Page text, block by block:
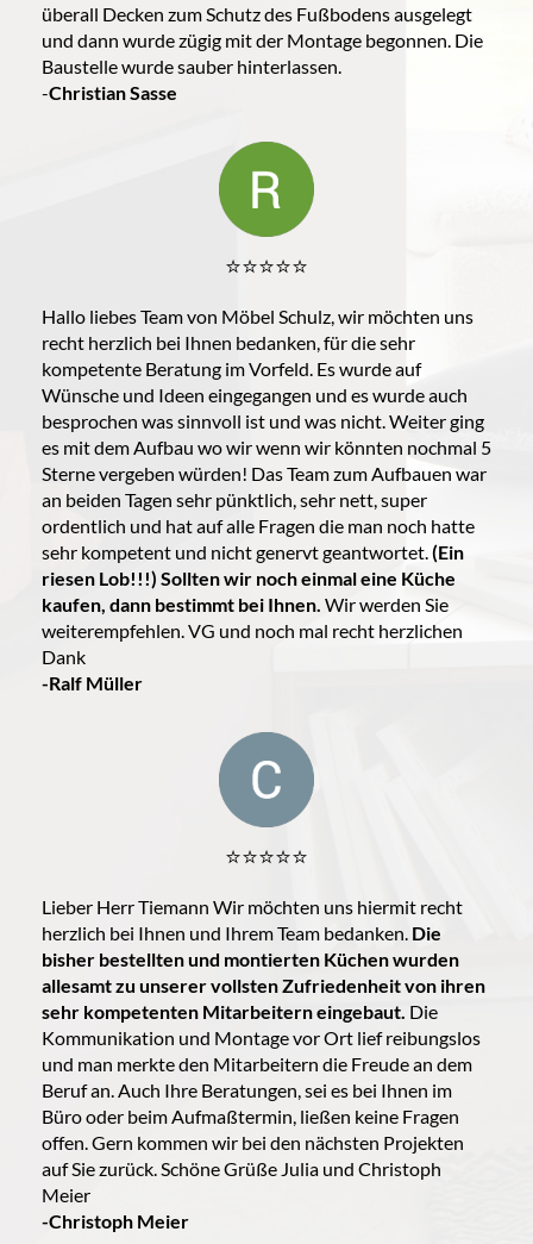
überall Decken zum Schutz des Fußbodens ausgelegt
und dann wurde zügig mit der Montage begonnen. Die
Baustelle wurde sauber hinterlassen.
-Christian Sasse
⭐️⭐️⭐️⭐️⭐️
Hallo liebes Team von Möbel Schulz, wir möchten uns
recht herzlich bei Ihnen bedanken, für die sehr
kompetente Beratung im Vorfeld. Es wurde auf
Wünsche und Ideen eingegangen und es wurde auch
besprochen was sinnvoll ist und was nicht. Weiter ging
es mit dem Aufbau wo wir wenn wir könnten nochmal 5
Sterne vergeben würden! Das Team zum Aufbauen war
an beiden Tagen sehr pünktlich, sehr nett, super
ordentlich und hat auf alle Fragen die man noch hatte
sehr kompetent und nicht genervt geantwortet.(Ein
riesen Lob!!!) Sollten wir noch einmal eine Küche
kaufen, dann bestimmt bei Ihnen. Wir werden Sie
weiterempfehlen. VG und noch mal recht herzlichen
Dank
-Ralf Müller
⭐️⭐️⭐️⭐️⭐️
Lieber Herr Tiemann Wir möchten uns hiermit recht
herzlich bei Ihnen und Ihrem Team bedanken. Die
bisher bestellten und montierten Küchen wurden
allesamt zu unserer vollsten Zufriedenheit von ihren
sehr kompetenten Mitarbeitern eingebaut. Die
Kommunikation und Montage vor Ort lief reibungslos
und man merkte den Mitarbeitern die Freude an dem
Beruf an. Auch Ihre Beratungen, sei es bei Ihnen im
Büro oder beim Aufmaßtermin, ließen keine Fragen
offen. Gern kommen wir bei den nächsten Projekten
auf Sie zurück. Schöne Grüße Julia und Christoph
Meier
-Christoph Meier